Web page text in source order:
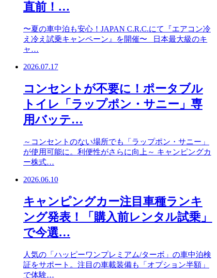
直前！…
〜夏の車中泊も安心！JAPAN C.R.C.にて『エアコン冷
え冷え試乗キャンペーン』を開催〜 日本最大級のキ
ャ…
2026.07.17
コンセントが不要に！ポータブル
トイレ「ラップポン・サニー」専
用バッテ…
～コンセントのない場所でも「ラップポン・サニー」
が使用可能に。利便性がさらに向上～ キャンピングカ
ー株式…
2026.06.10
キャンピングカー注目車種ランキ
ング発表！「購入前レンタル試乗」
で今選…
人気の「ハッピーワンプレミアム/ターボ」の車中泊検
証をサポート。注目の車載装備も「オプション半額」
で体験…